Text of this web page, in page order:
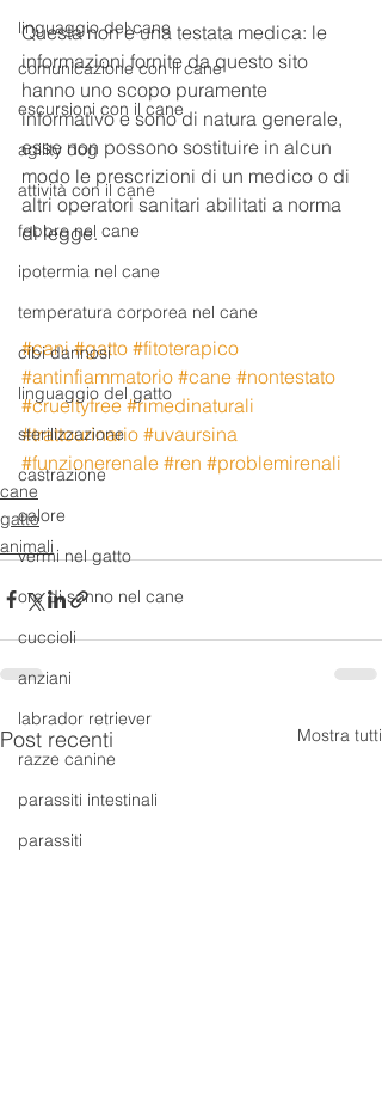
linguaggio del cane
comunicazione con il cane
escursioni con il cane
agility dog
attività con il cane
febbre nel cane
ipotermia nel cane
temperatura corporea nel cane
cibi dannosi
linguaggio del gatto
sterilizzazione
castrazione
calore
vermi nel gatto
ore di sonno nel cane
cuccioli
anziani
labrador retriever
razze canine
parassiti intestinali
parassiti
Questa non è una testata medica: le
informazioni fornite da questo sito
hanno uno scopo puramente
informativo e sono di natura generale,
esse non possono sostituire in alcun
modo le prescrizioni di un medico o di
altri operatori sanitari abilitati a norma
di legge.
#cani #gatto #fitoterapico
#antinfiammatorio #cane #nontestato
#crueltyfree #rimedinaturali
#trattourinario #uvaursina
#funzionerenale #ren #problemirenali
cane
gatto
animali
Post recenti Mostra tutti